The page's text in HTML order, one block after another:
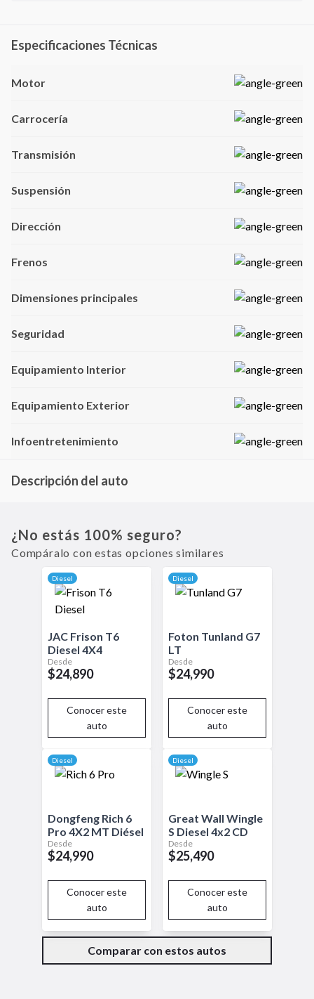
Especificaciones Técnicas
Motor
Carrocería
Transmisión
Suspensión
Dirección
Frenos
Dimensiones principales
Seguridad
Equipamiento Interior
Equipamiento Exterior
Infoentretenimiento
Descripción del auto
experiencia de conducción moderna y cómoda.
¿No estás 100% seguro?
Compáralo con estas opciones similares
Diesel
JAC Frison T6
Diesel 4X4
Desde
$24,890
Conocer este
auto
Diesel
Foton Tunland G7
LT
Desde
$24,990
Conocer este
auto
Diesel
Dongfeng Rich 6
Pro 4X2 MT Diésel
Desde
$24,990
Conocer este
auto
Diesel
Great Wall Wingle
S Diesel 4x2 CD
Desde
$25,490
Conocer este
auto
Comparar con estos autos